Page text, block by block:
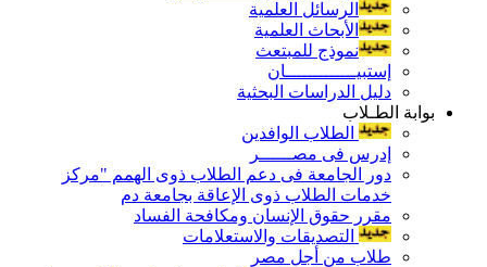
الرسائل العلمية
الأبحاث العلمية
نموذج للمبتعث
إستبيـــــــــــــان
دليل الدراسات البحثية
بوابة الطـلاب
الطلاب الوافدين
إدرس فى مصــــــر
دور الجامعة فى دعم الطلاب ذوى الهمم "مركز
خدمات الطلاب ذوى الإعاقة بجامعة دم
مقرر حقوق الإنسان ومكافحة الفساد
التصديقات والاستعلامات
طلاب من أجل مصر